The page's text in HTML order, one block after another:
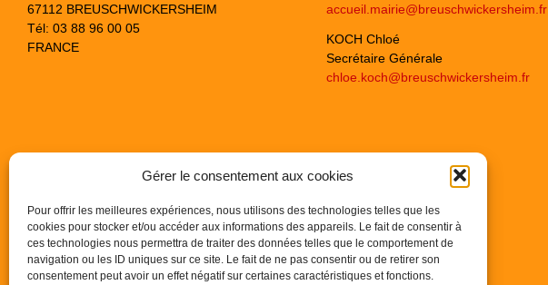
Gérer le consentement aux cookies
Pour offrir les meilleures expériences, nous utilisons des technologies telles que les
cookies pour stocker et/ou accéder aux informations des appareils. Le fait de consentir à
ces technologies nous permettra de traiter des données telles que le comportement de
navigation ou les ID uniques sur ce site. Le fait de ne pas consentir ou de retirer son
consentement peut avoir un effet négatif sur certaines caractéristiques et fonctions.
67112 BREUSCHWICKERSHEIM
Tél: 03 88 96 00 05
FRANCE
accueil.mairie@breuschwickersheim.fr
KOCH Chloé
Secrétaire Générale
chloe.koch@breuschwickersheim.fr